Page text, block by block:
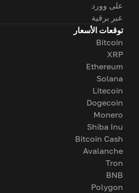
على وورد
عبر برقية
توقعات الأسعار
Bitcoin
XRP
Ethereum
Solana
Litecoin
Dogecoin
Monero
Shiba Inu
Bitcoin Cash
Avalanche
Tron
BNB
Polygon